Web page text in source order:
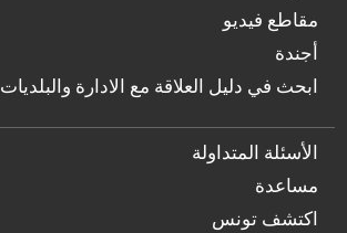
مقاطع فيديو
أجندة
… ابحث في دليل العلاقة مع الادارة والبلديات
الأسئلة المتداولة
مساعدة
اكتشف تونس